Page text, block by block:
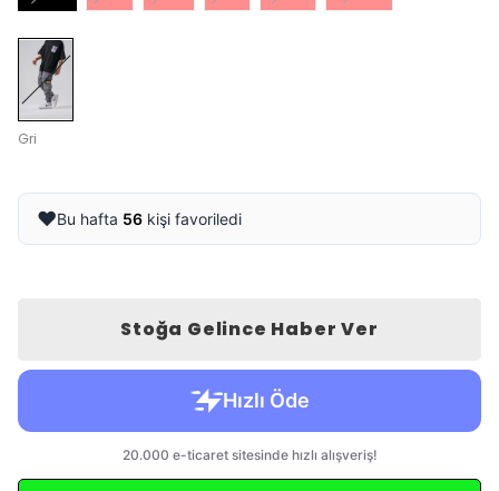
Gri
❤️Bu hafta 56 kişi favoriledi
Stoğa Gelince Haber Ver